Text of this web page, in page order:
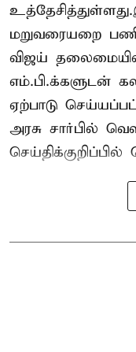
மறுவரையறை
விஜய்
எம்.பி.க்களுடன்
ஏற்பாடு
அரசு சார்பில்
செய்திக்குறிப்பில்